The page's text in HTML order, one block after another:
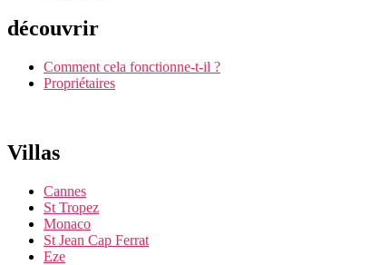
découvrir
Comment cela fonctionne-t-il ?
Propriétaires
Villas
Cannes
St Tropez
Monaco
St Jean Cap Ferrat
Eze